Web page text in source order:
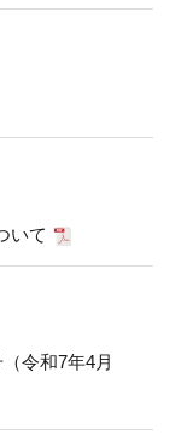
いて
令和7年4月